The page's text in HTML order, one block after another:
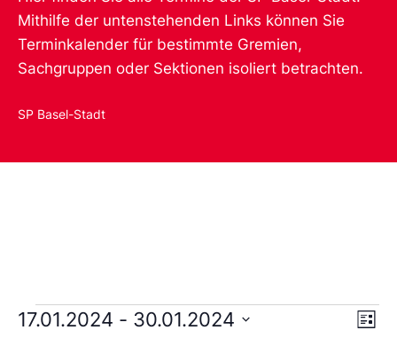
Mithilfe der untenstehenden Links können Sie
Terminkalender für bestimmte Gremien,
Sachgruppen oder Sektionen isoliert betrachten.
SP Basel-Stadt
Liste
17.01.2024 - 30.01.2024